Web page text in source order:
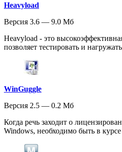
Heavyload
Версия 3.6 — 9.0 Мб
Heavyload - это
позволяет тестировать и
WinGuggle
Версия 2.5 — 0.2 Мб
Когда речь заходит о
Windows, необходимо быть в курсе